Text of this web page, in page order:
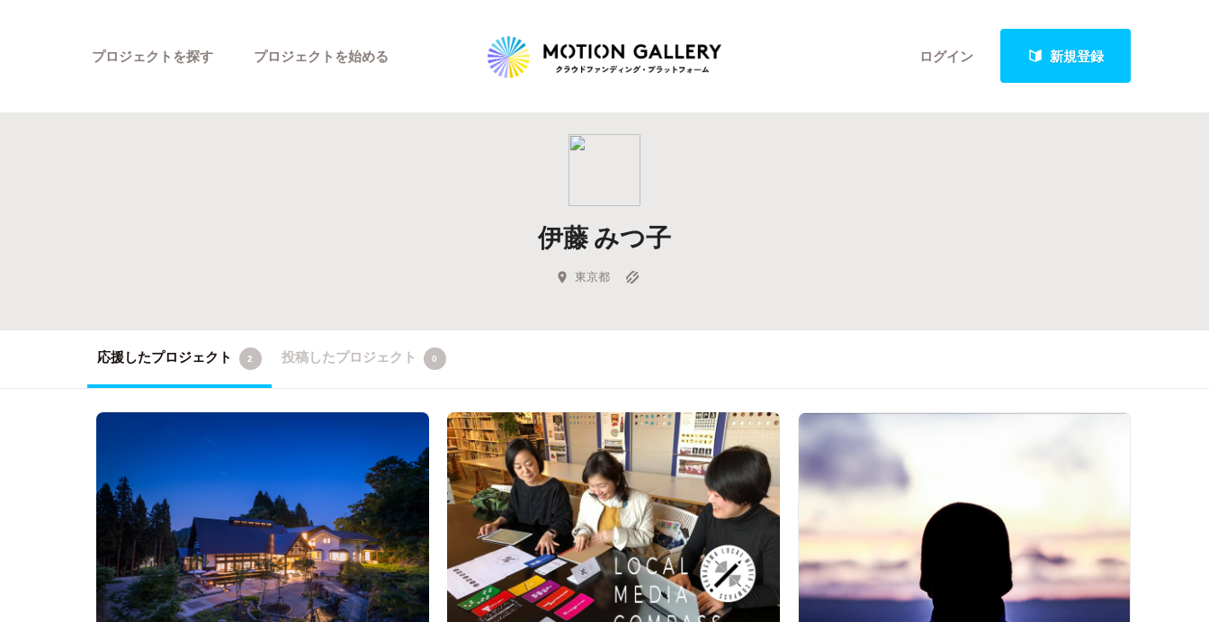
ログイン 新規登録
プロジェクトを探す
Highlight
Feature
キュレーターから探す
プロジェクトを始める
伊藤 みつ子
東京都
応援したプロジェクト 2 投稿したプロジェクト 0